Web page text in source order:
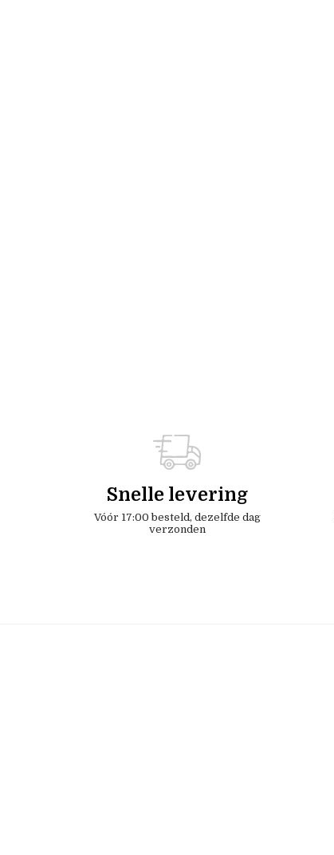
Snelle levering
Vóór 17:00 besteld, dezelfde dag
verzonden